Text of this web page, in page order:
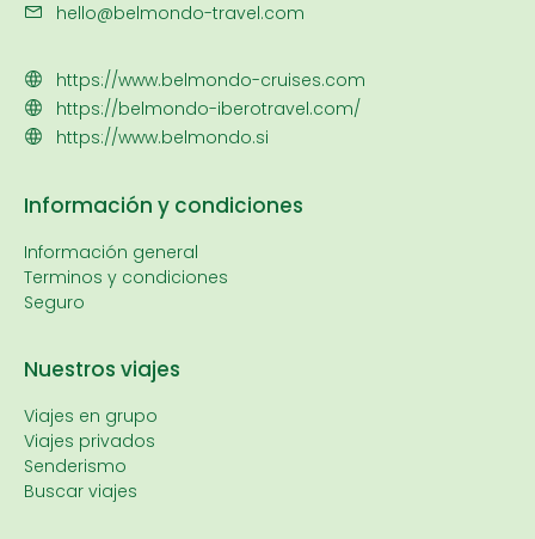
hello@belmondo-travel.com
https://www.belmondo-cruises.com
https://belmondo-iberotravel.com/
https://www.belmondo.si
Información y condiciones
Información general
Terminos y condiciones
Seguro
Nuestros viajes
Viajes en grupo
Viajes privados
Senderismo
Buscar viajes